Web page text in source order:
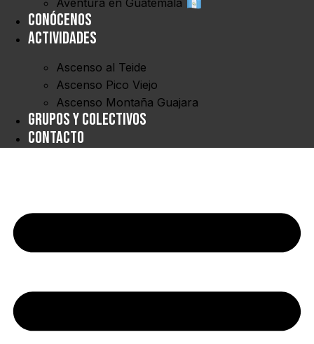
Aventura en Guatemala
Conócenos
Actividades
Ascenso al Teide
Ascenso Pico Viejo
Ascenso Montaña Guajara
Grupos y Colectivos
Contacto